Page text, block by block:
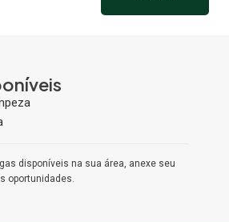
disponíveis na sua área, anexe seu
oportunidades.